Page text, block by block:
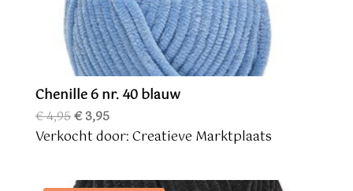
Chenille 6 nr. 40 blauw
€4,95Oorspronkelijke
prijs
€3,95Huidige
prijs
Verkocht door: Creatieve Marktplaats